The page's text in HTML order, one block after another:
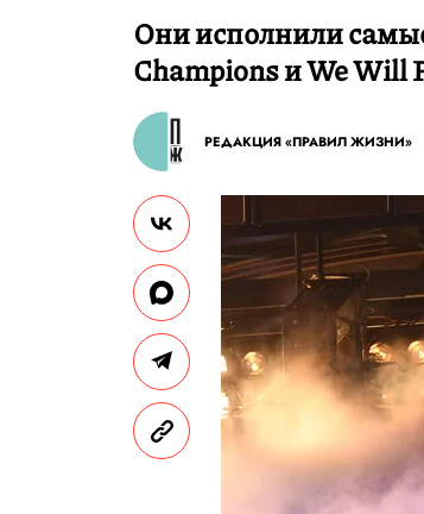
Они исполнили
Champions и We Will
РЕДАКЦИЯ «ПРАВИЛ ЖИЗНИ»